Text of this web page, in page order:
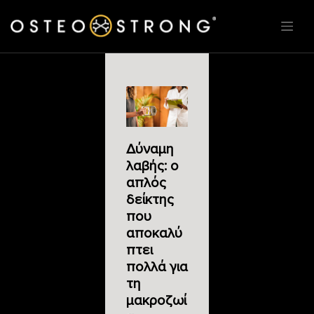
Δύναμη
λαβής: ο
απλός
δείκτης
που
αποκαλύ
πτει
πολλά για
τη
μακροζωί